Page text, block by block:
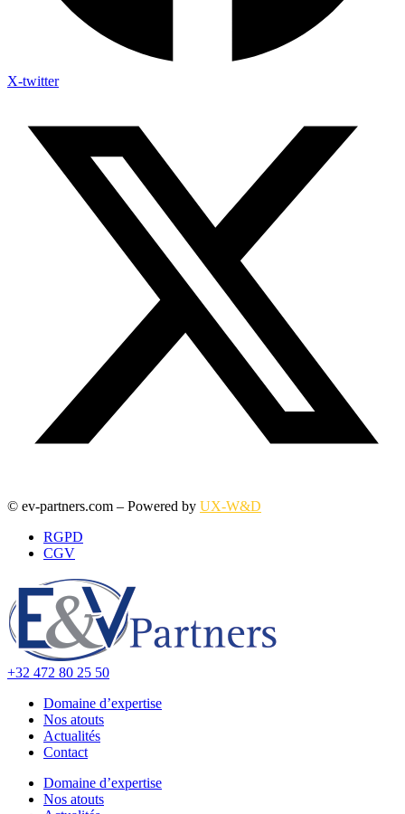
X-twitter
© ev-partners.com – Powered by UX-W&D
RGPD
CGV
+32 472 80 25 50
Domaine d’expertise
Nos atouts
Actualités
Contact
Domaine d’expertise
Nos atouts